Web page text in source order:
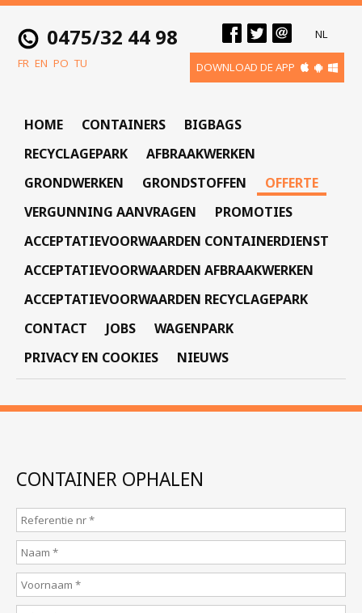
0475/32 44 98
NL
FR EN PO TU DOWNLOAD DE APP
HOME CONTAINERS
BIGBAGS
RECYCLAGEPARK
AFBRAAKWERKEN
GRONDWERKEN
GRONDSTOFFEN
OFFERTE
VERGUNNING AANVRAGEN
PROMOTIES
ACCEPTATIEVOORWAARDEN CONTAINERDIENST
ACCEPTATIEVOORWAARDEN AFBRAAKWERKEN
ACCEPTATIEVOORWAARDEN RECYCLAGEPARK
CONTACT
JOBS
WAGENPARK
PRIVACY EN COOKIES
NIEUWS
CONTAINER OPHALEN